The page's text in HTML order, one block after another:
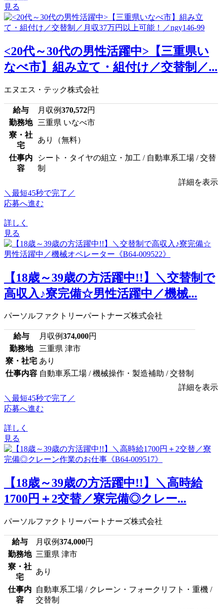
見る
<20代～30代の男性活躍中>【三重県い
なべ市】組み立て・組付け／交替制／...
エヌエス・テック株式会社
給与 月収例370,572円
勤務地
三重県 いなべ市
寮・社
宅
あり（無料）
仕事内
容
シート・タイヤの組立・加工 / 自動車系工場 / 交替
制
詳細を表示
＼最短45秒で完了／
応募へ進む
詳しく
見る
【18歳～39歳の方活躍中!!】＼交替制で
高収入♪寮完備☆男性活躍中／機械...
パーソルファクトリーパートナーズ株式会社
給与 月収例374,000円
勤務地
三重県 津市
寮・社宅 あり
仕事内容 自動車系工場 / 機械操作・製造補助 / 交替制
詳細を表示
＼最短45秒で完了／
応募へ進む
詳しく
見る
【18歳～39歳の方活躍中!!】＼高時給
1700円＋2交替／寮完備◎クレー...
パーソルファクトリーパートナーズ株式会社
給与 月収例374,000円
勤務地 三重県 津市
寮・社
宅
あり
仕事内
容
自動車系工場 / クレーン・フォークリフト・重機 /
交替制